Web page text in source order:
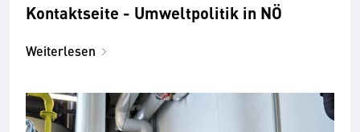
Kontaktseite - Umweltpolitik in NÖ
Weiterlesen